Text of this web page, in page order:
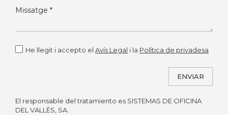
He llegit i accepto el Avís Legal i la Política de privadesa
ENVIAR
Alternative:
El responsable del tratamiento es SISTEMAS DE OFICINA
DEL VALLÈS, SA.